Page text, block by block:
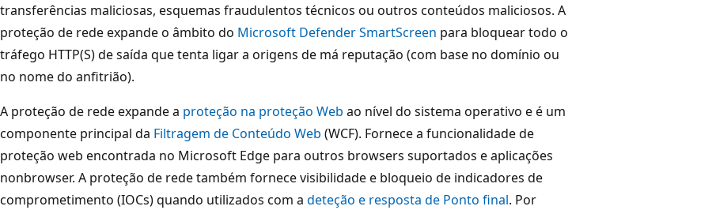
transferências maliciosas, esquemas fraudulentos técnicos ou outros conteúdos maliciosos. A
proteção de rede expande o âmbito do Microsoft Defender SmartScreen para bloquear todo o
tráfego HTTP(S) de saída que tenta ligar a origens de má reputação (com base no domínio ou
no nome do anfitrião).
A proteção de rede expande a proteção na proteção Web ao nível do sistema operativo e é um
componente principal da Filtragem de Conteúdo Web (WCF). Fornece a funcionalidade de
proteção web encontrada no Microsoft Edge para outros browsers suportados e aplicações
nonbrowser. A proteção de rede também fornece visibilidade e bloqueio de indicadores de
comprometimento (IOCs) quando utilizados com a deteção e resposta de Ponto final. Por